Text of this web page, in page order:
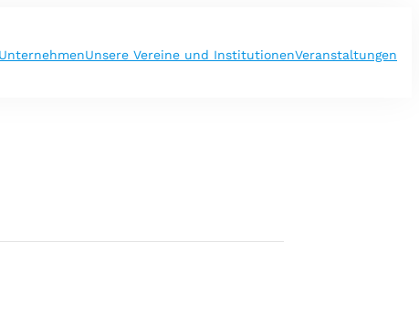
Unsere Vereine und InstitutionenVeranstaltungen